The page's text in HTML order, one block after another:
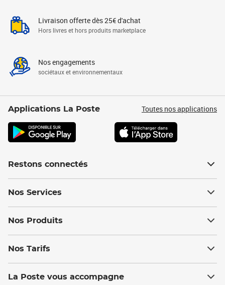
Livraison offerte dès 25€ d'achat
Hors livres et hors produits marketplace
Nos engagements
sociétaux et environnementaux
Applications La Poste Toutes nos applications
Restons connectés
Nos Services
Nos Produits
Nos Tarifs
La Poste vous accompagne